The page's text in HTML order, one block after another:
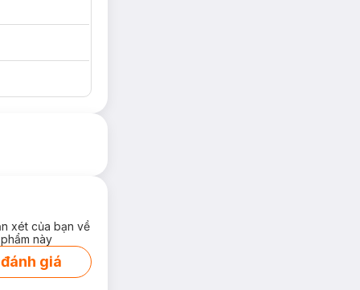
xét của bạn về
này
giá